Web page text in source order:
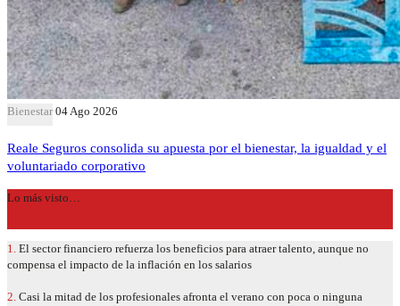
Bienestar 04 Ago 2026
Reale Seguros consolida su apuesta por el bienestar, la igualdad y el
voluntariado corporativo
Lo más visto…
1. El sector financiero refuerza los beneficios para atraer talento, aunque no
compensa el impacto de la inflación en los salarios
2. Casi la mitad de los profesionales afronta el verano con poca o ninguna